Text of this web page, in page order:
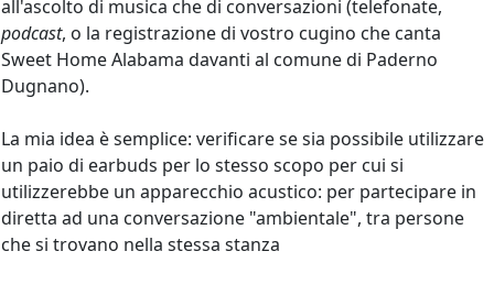
all'ascolto di musica che di conversazioni (telefonate,
podcast, o la registrazione di vostro cugino che canta
Sweet Home Alabama davanti al comune di Paderno
Dugnano).
La mia idea è semplice: verificare se sia possibile utilizzare
un paio di earbuds per lo stesso scopo per cui si
utilizzerebbe un apparecchio acustico: per partecipare in
diretta ad una conversazione "ambientale", tra persone
che si trovano nella stessa stanza